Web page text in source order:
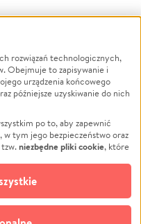
Powódź
Wichura
NGO
Edukacja
Podróż
Impreza
Ochrona środowiska
Biznes
rozwiązań technologicznych,
Obejmuje to zapisywanie i
urządzenia końcowego
późniejsze uzyskiwanie do nich
po to, aby zapewnić
w tym jego bezpieczeństwo oraz
niezbędne pliki cookie, które
cookie
Możesz wyrazić
dowolnym momencie masz
„Zarządzaj zgodami cookie”,